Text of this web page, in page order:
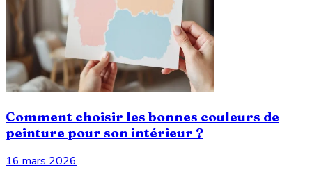
Comment choisir les bonnes couleurs de
peinture pour son intérieur ?
16 mars 2026